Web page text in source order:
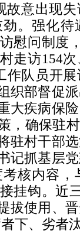
故意出现
。强化待
慰问制度
走访154
作队员开
织部督促
大疾病保
，确保驻
驻村干部
记抓基层
核内容
挂钩。近
拔使用、
下、劣者